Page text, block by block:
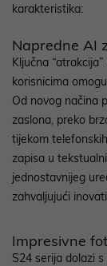
karakteristika:
Napredne AI
Ključna
korisnicima
Od novog načina
zaslona, preko
tijekom
zapisa u
jednostavnijeg
zahvaljujući
Impresivne
S24 serija dolazi